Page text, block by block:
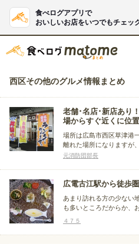
食べログアプリで
おいしいお店をいつでもチェッ
西区その他のグルメ情報まとめ
老舗･名店･新店あり
場からすぐ近くに位
場所は広島市西区草津港
離れた場所になりますが
ります。 そして市場内に
元消防団部長
広電古江駅から徒歩
あまり訪れる方の少ない
も多いところだからか、
しょうが、私がまだ行っ
４７５